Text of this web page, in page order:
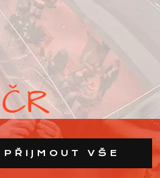
PŘIJMOUT VŠE